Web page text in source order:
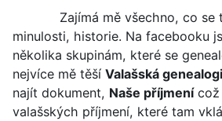
Zajímá mě všechno, co se
minulosti, historie. Na facebooku
několika skupinám, které se
nejvíce mě těší Valašská
najít dokument, Naše příjmenícož
valašských příjmení, které tam